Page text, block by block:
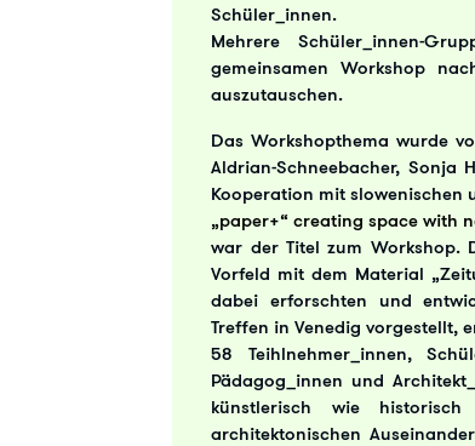
Schüler_innen.
Mehrere Schüler_innen-
gemeinsamen Workshop
auszutauschen.
Das Workshopthema wurde
Aldrian-Schneebacher, Sonja
Kooperation mit slowenischen
„paper+“ creating space with
war der Titel zum Workshop.
Vorfeld mit dem Material
dabei erforschten und
Treffen in Venedig vorgestellt,
58 Teihlnehmer_innen,
Pädagog_innen und
künstlerisch wie
architektonischen